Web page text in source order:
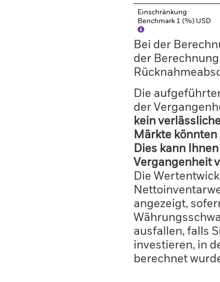
Einschränkung
Benchmark 1 (%) USD
Bei der
der
Die
der
kein
Märkte
Dies kann
Vergangenheit
Die
angezeigt,
ausfallen, falls
investieren, in
berechnet